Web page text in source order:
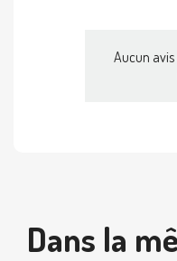
Aucun
Dans la